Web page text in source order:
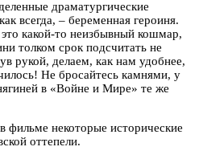
драматургические
всегда, – беременная героиня.
это какой-то неизбывный кошмар,
толком срок подсчитать не
рукой, делаем, как нам удобнее,
Не бросайтесь камнями, у
в «Войне и Мире» те же
некоторые исторические
оттепели.